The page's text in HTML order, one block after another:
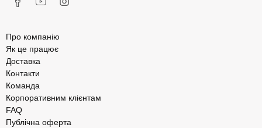
Про компанію
Як це працює
Доставка
Контакти
Команда
Корпоративним клієнтам
FAQ
Публічна оферта